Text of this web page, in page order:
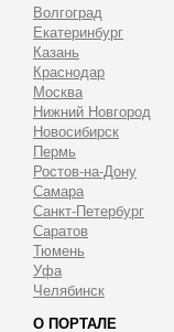
Волгоград
Екатеринбург
Казань
Краснодар
Москва
Нижний Новгород
Новосибирск
Пермь
Ростов-на-Дону
Самара
Санкт-Петербург
Саратов
Тюмень
Уфа
Челябинск
О ПОРТАЛЕ